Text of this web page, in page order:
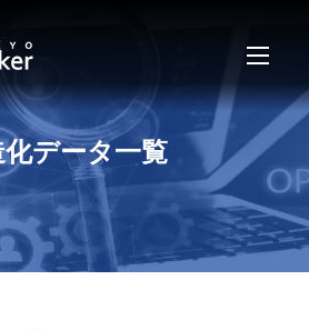
データ一覧